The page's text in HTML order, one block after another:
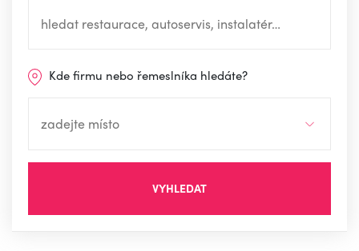
Kde firmu nebo řemeslníka hledáte?
VYHLEDAT